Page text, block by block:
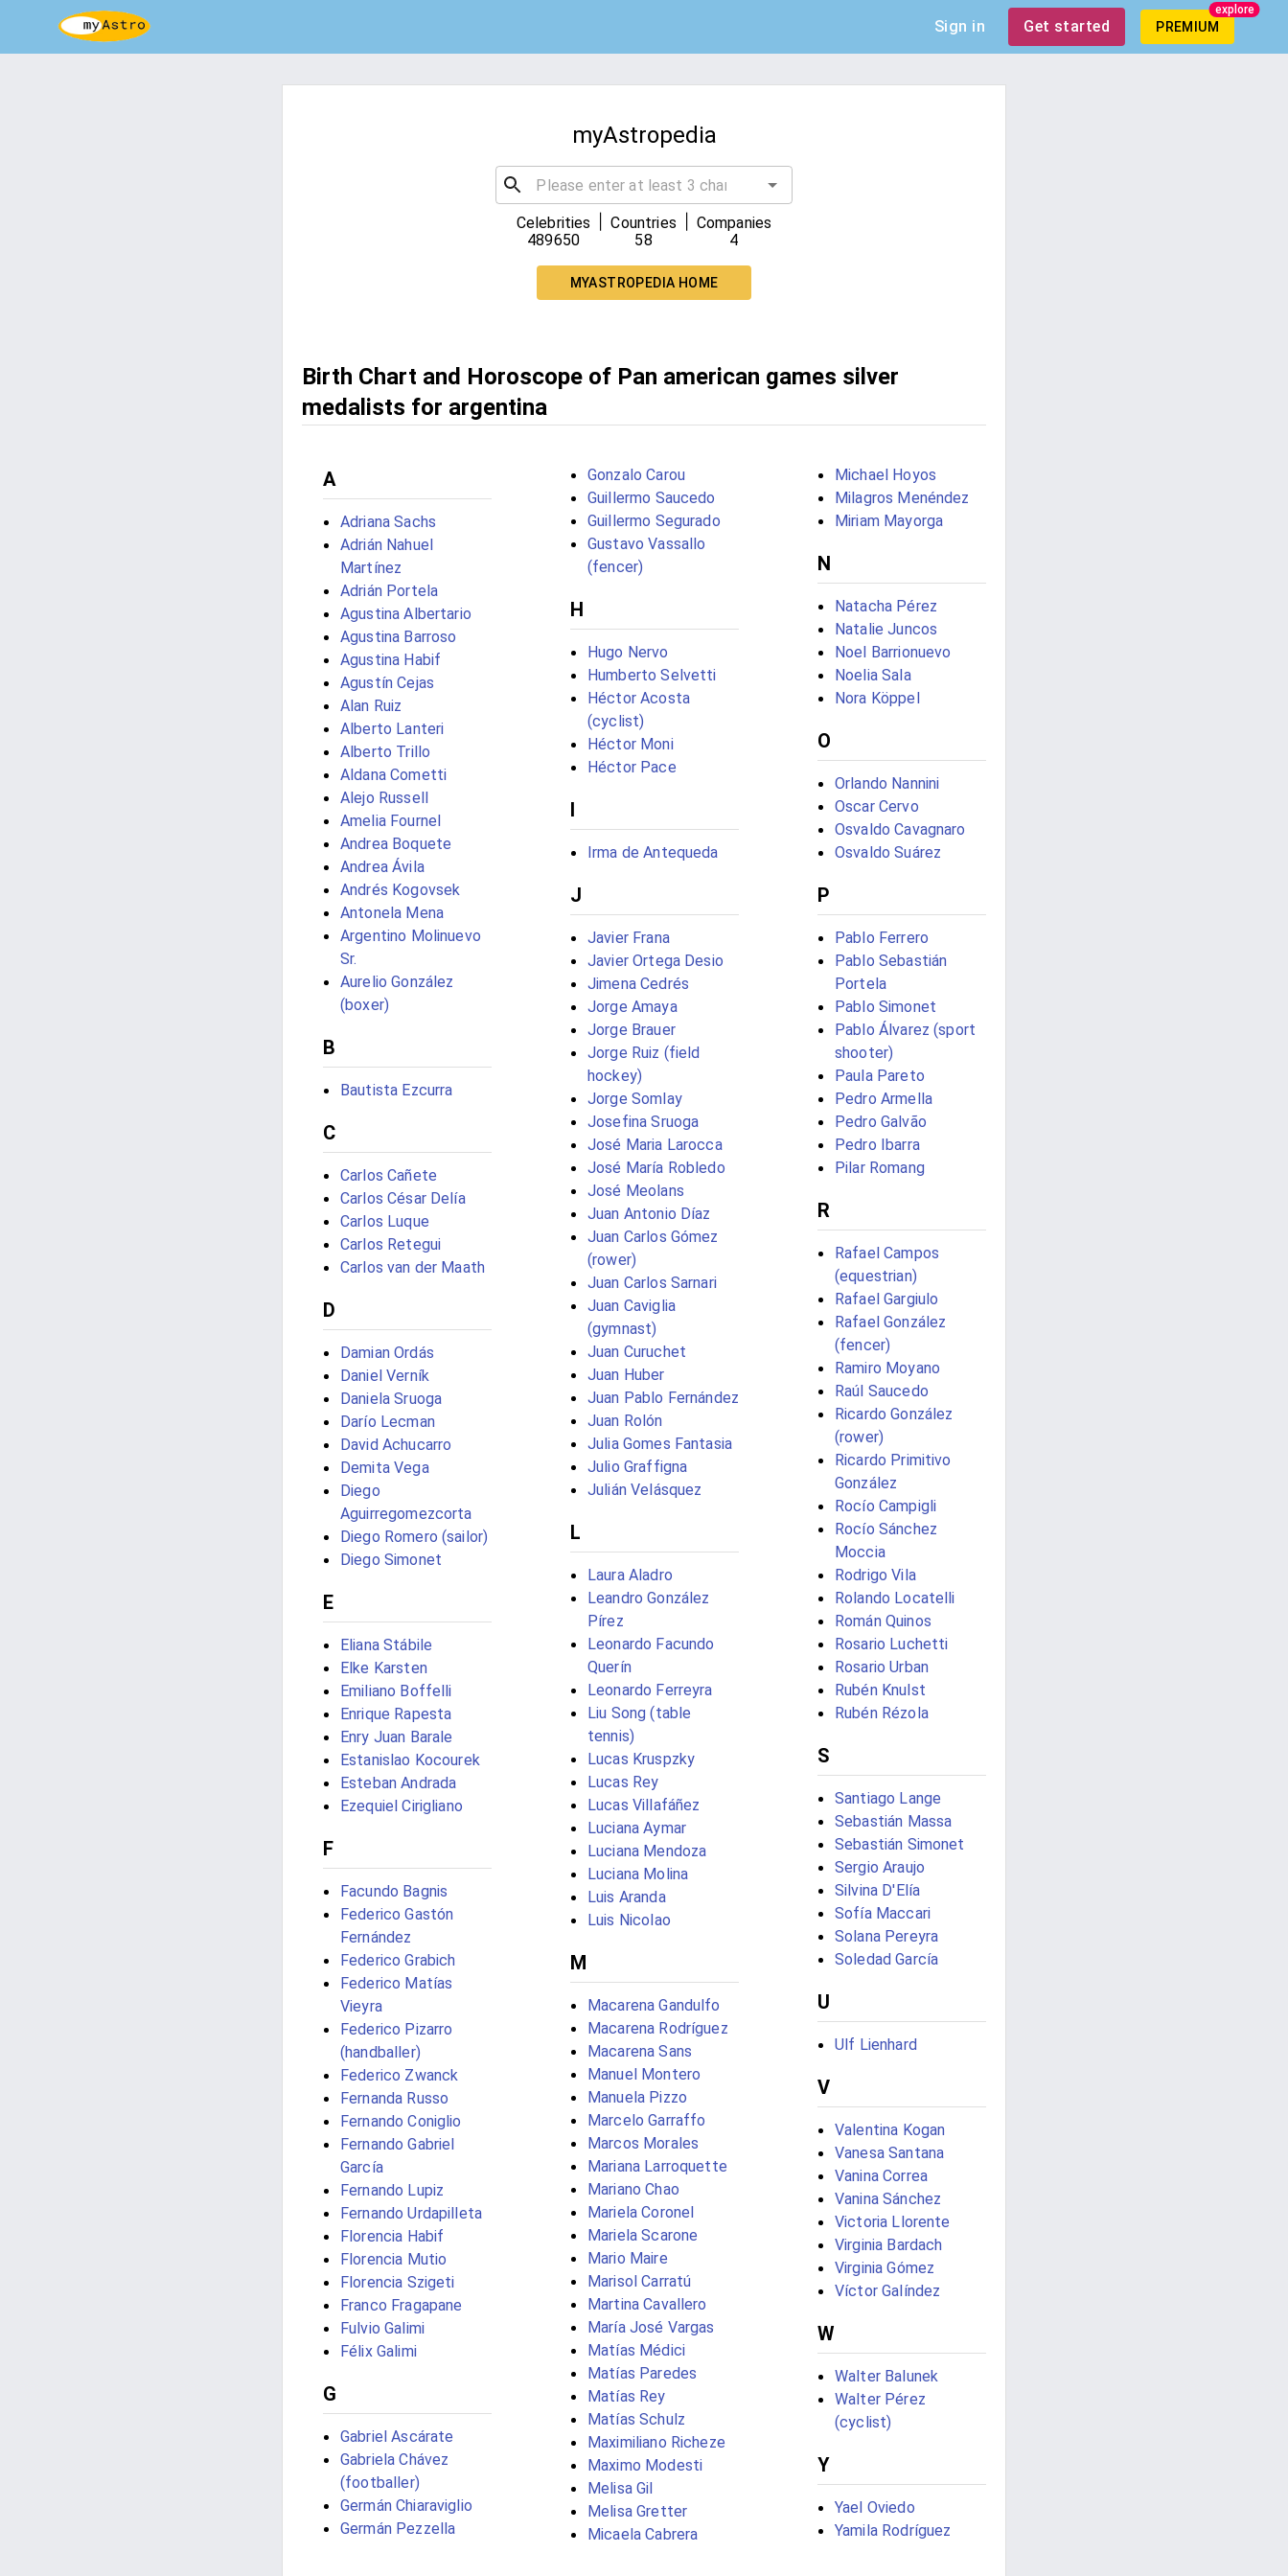
Sign in Get started PREMIUM
explore
myAstropedia
Celebrities
489650
Countries
58
Companies
4
MYASTROPEDIA HOME
Birth Chart and Horoscope of Pan american games silver
medalists for argentina
A
Adriana Sachs
Adrián Nahuel
Martínez
Adrián Portela
Agustina Albertario
Agustina Barroso
Agustina Habif
Agustín Cejas
Alan Ruiz
Alberto Lanteri
Alberto Trillo
Aldana Cometti
Alejo Russell
Amelia Fournel
Andrea Boquete
Andrea Ávila
Andrés Kogovsek
Antonela Mena
Argentino Molinuevo
Sr.
Aurelio González
(boxer)
B
Bautista Ezcurra
C
Carlos Cañete
Carlos César Delía
Carlos Luque
Carlos Retegui
Carlos van der Maath
D
Damian Ordás
Daniel Verník
Daniela Sruoga
Darío Lecman
David Achucarro
Demita Vega
Diego
Aguirregomezcorta
Diego Romero (sailor)
Diego Simonet
E
Eliana Stábile
Elke Karsten
Emiliano Boffelli
Enrique Rapesta
Enry Juan Barale
Estanislao Kocourek
Esteban Andrada
Ezequiel Cirigliano
F
Facundo Bagnis
Federico Gastón
Fernández
Federico Grabich
Federico Matías
Vieyra
Federico Pizarro
(handballer)
Federico Zwanck
Fernanda Russo
Fernando Coniglio
Fernando Gabriel
García
Fernando Lupiz
Fernando Urdapilleta
Florencia Habif
Florencia Mutio
Florencia Szigeti
Franco Fragapane
Fulvio Galimi
Félix Galimi
G
Gabriel Ascárate
Gabriela Chávez
(footballer)
Germán Chiaraviglio
Germán Pezzella
Gonzalo Carou
Guillermo Saucedo
Guillermo Segurado
Gustavo Vassallo
(fencer)
H
Hugo Nervo
Humberto Selvetti
Héctor Acosta
(cyclist)
Héctor Moni
Héctor Pace
I
Irma de Antequeda
J
Javier Frana
Javier Ortega Desio
Jimena Cedrés
Jorge Amaya
Jorge Brauer
Jorge Ruiz (field
hockey)
Jorge Somlay
Josefina Sruoga
José Maria Larocca
José María Robledo
José Meolans
Juan Antonio Díaz
Juan Carlos Gómez
(rower)
Juan Carlos Sarnari
Juan Caviglia
(gymnast)
Juan Curuchet
Juan Huber
Juan Pablo Fernández
Juan Rolón
Julia Gomes Fantasia
Julio Graffigna
Julián Velásquez
L
Laura Aladro
Leandro González
Pírez
Leonardo Facundo
Querín
Leonardo Ferreyra
Liu Song (table
tennis)
Lucas Kruspzky
Lucas Rey
Lucas Villafáñez
Luciana Aymar
Luciana Mendoza
Luciana Molina
Luis Aranda
Luis Nicolao
M
Macarena Gandulfo
Macarena Rodríguez
Macarena Sans
Manuel Montero
Manuela Pizzo
Marcelo Garraffo
Marcos Morales
Mariana Larroquette
Mariano Chao
Mariela Coronel
Mariela Scarone
Mario Maire
Marisol Carratú
Martina Cavallero
María José Vargas
Matías Médici
Matías Paredes
Matías Rey
Matías Schulz
Maximiliano Richeze
Maximo Modesti
Melisa Gil
Melisa Gretter
Micaela Cabrera
Michael Hoyos
Milagros Menéndez
Miriam Mayorga
N
Natacha Pérez
Natalie Juncos
Noel Barrionuevo
Noelia Sala
Nora Köppel
O
Orlando Nannini
Oscar Cervo
Osvaldo Cavagnaro
Osvaldo Suárez
P
Pablo Ferrero
Pablo Sebastián
Portela
Pablo Simonet
Pablo Álvarez (sport
shooter)
Paula Pareto
Pedro Armella
Pedro Galvão
Pedro Ibarra
Pilar Romang
R
Rafael Campos
(equestrian)
Rafael Gargiulo
Rafael González
(fencer)
Ramiro Moyano
Raúl Saucedo
Ricardo González
(rower)
Ricardo Primitivo
González
Rocío Campigli
Rocío Sánchez
Moccia
Rodrigo Vila
Rolando Locatelli
Román Quinos
Rosario Luchetti
Rosario Urban
Rubén Knulst
Rubén Rézola
S
Santiago Lange
Sebastián Massa
Sebastián Simonet
Sergio Araujo
Silvina D'Elía
Sofía Maccari
Solana Pereyra
Soledad García
U
Ulf Lienhard
V
Valentina Kogan
Vanesa Santana
Vanina Correa
Vanina Sánchez
Victoria Llorente
Virginia Bardach
Virginia Gómez
Víctor Galíndez
W
Walter Balunek
Walter Pérez
(cyclist)
Y
Yael Oviedo
Yamila Rodríguez